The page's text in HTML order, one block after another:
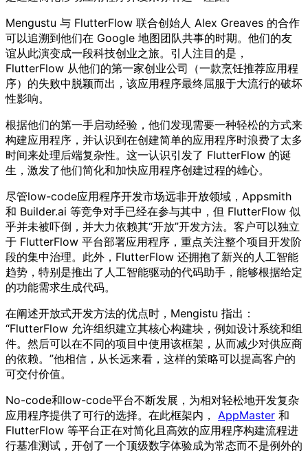
Mengustu 与 FlutterFlow 联合创始人 Alex Greaves 的合作
可以追溯到他们在 Google 地图团队共事的时期。他们的友
谊从此演变成一段科技创业之旅。引人注目的是，
FlutterFlow 从他们的第一家创业公司（一款烹饪推荐应用程
序）的失败中脱颖而出，该应用程序最终屈服于大流行的破坏
性影响。
根据他们的第一手启动经验，他们发现需要一种轻松的方式来
构建应用程序，并认识到在创建简单的应用程序时浪费了太多
时间来处理后端复杂性。这一认识引发了 FlutterFlow 的诞
生，激发了他们简化和加快应用程序创建过程的雄心。
尽管low-code应用程序开发市场远非开放领域，Appsmith
和 Builder.ai 等竞争对手已经在参与其中，但 FlutterFlow 似
乎并未被吓倒，并大力依赖其“开放”开发方法。客户可以独立
于 FlutterFlow 平台部署应用程序，重点关注整个项目开发阶
段的集中治理。此外，FlutterFlow 还拥抱了新兴的人工智能
趋势，特别是推出了人工智能驱动的代码助手，能够根据给定
的功能需求生成代码。
在阐述开放式开发方法的优点时，Mengistu 指出：
“FlutterFlow 允许组织建立其核心构建块，例如设计系统和组
件。然后可以在不同的项目中使用该框架，从而减少对供应商
的依赖。”他相信，从长远来看，这样的策略可以提高客户的
可交付价值。
No-code和low-code平台不断发展，为相对轻松地开发复杂
应用程序提供了可行的选择。在此框架内， AppMaster 和
FlutterFlow 等平台正在对简化且高效的应用程序构建流程进
行基准测试，开创了一个顶级数字体验成为常态而不是例外的